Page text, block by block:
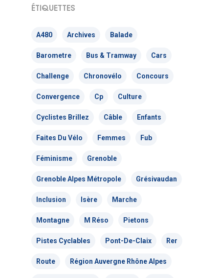
ÉTIQUETTES
A480 Archives Balade
Barometre Bus & Tramway Cars
Challenge Chronovélo Concours
Convergence Cp Culture
Cyclistes Brillez Câble Enfants
Faites Du Vélo Femmes Fub
Féminisme Grenoble
Grenoble Alpes Métropole Grésivaudan
Inclusion Isère Marche
Montagne M Réso Pietons
Pistes Cyclables Pont-De-Claix Rer
Route Région Auvergne Rhône Alpes
Actions Grand
Public
Convergences Vélo
Véloparade des
Balades à vélo
Vélos blancs
Rando sans auto
Cyclistes, brillez !
Nous faire
milieu professionnel
adulte
Cours collectifs de
Vélo École
au vélo pour toutes et
Cours collectifs de
Association